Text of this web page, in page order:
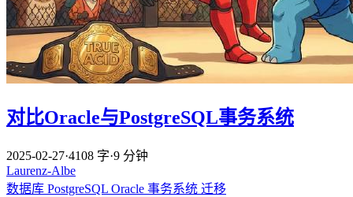
对比Oracle与PostgreSQL事务系统
2025-02-27·4108 字·9 分钟
Laurenz-Albe
数据库 PostgreSQL Oracle 事务系统 迁移